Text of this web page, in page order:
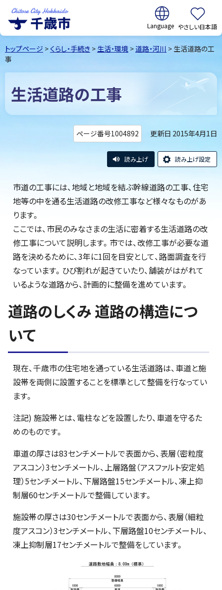
千歳市Chitose
City Hokkaido
翻訳:
やさしい日本語
トップページ > くらし・手続き > 生活・環境 > 道路・河川 > 生活道路の工
事
生活道路の工事
ページ番号1004892 更新日 2015年4月1日
読み上げ 読み上げ設定
市道の工事には、地域と地域を結ぶ幹線道路の工事、住宅
地等の中を通る生活道路の改修工事など様々なものがあ
ります。
ここでは、市民のみなさまの生活に密着する生活道路の改
修工事について説明します。市では、改修工事が必要な道
路を決めるために、3年に1回を目安として、路面調査を行
なっています。ひび割れが起きていたり、舗装がはがれて
いるような道路から、計画的に整備を進めています。
道路のしくみ 道路の構造につ
いて
現在、千歳市の住宅地を通っている生活道路は、車道と施
設帯を両側に設置することを標準として整備を行なってい
ます。
注記) 施設帯とは、電柱などを設置したり、車道を守るた
めのものです。
車道の厚さは83センチメートルで表面から、表層（密粒度
アスコン）3センチメートル、上層路盤（アスファルト安定処
理）5センチメートル、下層路盤15センチメートル、凍上抑
制層60センチメートルで整備しています。
施設帯の厚さは30センチメートルで表面から、表層（細粒
度アスコン）3センチメートル、下層路盤10センチメートル、
凍上抑制層17センチメートルで整備をしています。